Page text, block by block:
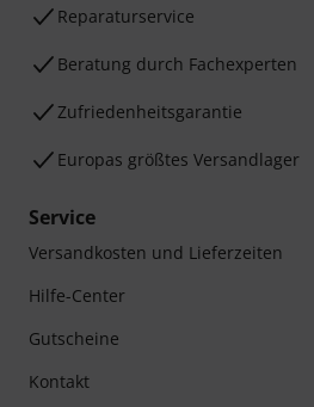
Reparaturservice
Beratung durch Fachexperten
Zufriedenheitsgarantie
Europas größtes Versandlager
Service
Versandkosten und Lieferzeiten
Hilfe-Center
Gutscheine
Kontakt